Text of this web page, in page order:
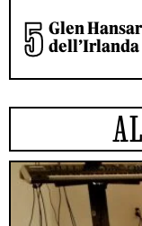
Glen
dell’Irlanda